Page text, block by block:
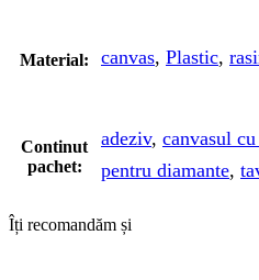
Material: canvas, Plastic,
Continut
pachet:
adeziv, canvasul
pentru diamante,
Îți recomandăm și